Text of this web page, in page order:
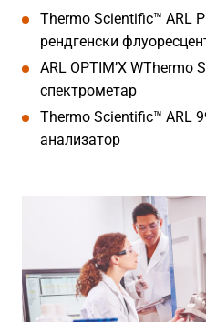
Thermo Scientific™ ARL
рендгенски
ARL OPTIM’X WThermo
спектрометар
Thermo Scientific™ ARL
анализатор